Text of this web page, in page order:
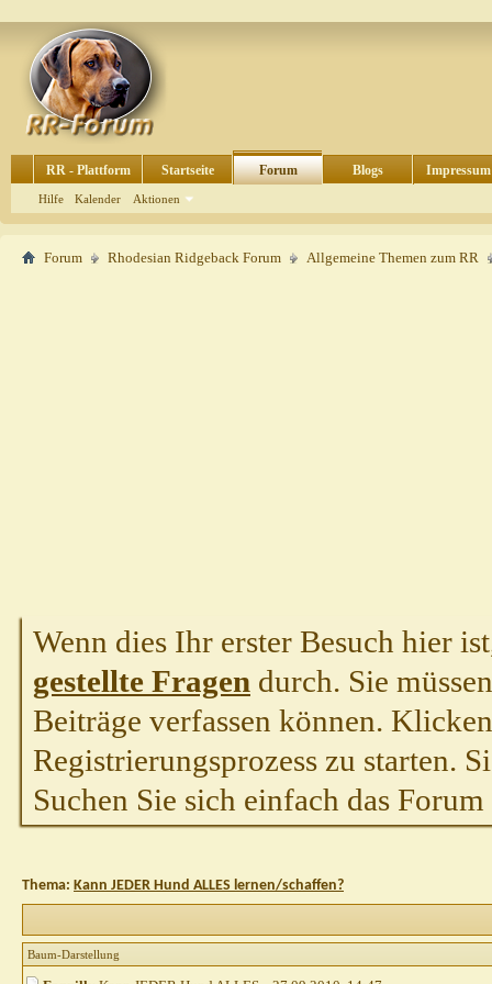
RR - Plattform Startseite Forum
Hilfe Kalender Aktionen
Blogs Impressum
Forum Rhodesian Ridgeback Forum Allgemeine Themen zum RR
Wenn dies Ihr erster Besuch hier
gestellte Fragen durch. Sie
Beiträge verfassen können.
Registrierungsprozess zu starten.
Suchen Sie sich einfach das
Thema: Kann JEDER Hund ALLES lernen/schaffen?
Baum-Darstellung